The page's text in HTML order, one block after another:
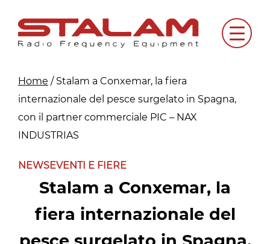
content
Menu
Home / Stalam a Conxemar, la fiera
internazionale del pesce surgelato in Spagna,
con il partner commerciale PIC – NAX
INDUSTRIAS
NEWSEVENTI E FIERE
Stalam a Conxemar, la
fiera internazionale del